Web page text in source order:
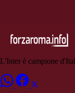
L'Inter è campione